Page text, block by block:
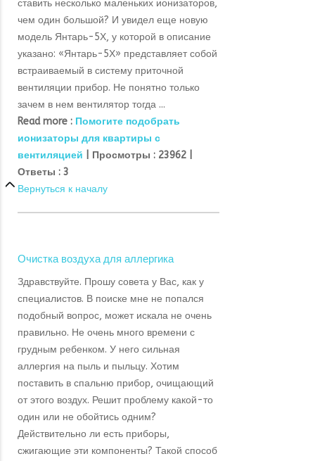
ставить несколько маленьких ионизаторов,
чем один большой? И увидел еще новую
модель Янтарь-5Х, у которой в описание
указано: «Янтарь-5Х» представляет собой
встраиваемый в систему приточной
вентиляции прибор. Не понятно только
зачем в нем вентилятор тогда ...
Read more : Помогите подобрать
ионизаторы для квартиры с
вентиляцией
Просмотры : 23962 |
Ответы : 3
Вернуться к началу
Очистка воздуха для аллергика
Здравствуйте. Прошу совета у Вас, как у
специалистов. В поиске мне не попался
подобный вопрос, может искала не очень
правильно. Не очень много времени с
грудным ребенком. У него сильная
аллергия на пыль и пыльцу. Хотим
поставить в спальню прибор, очищающий
от этого воздух. Решит проблему какой-то
один или не обойтись одним?
Действительно ли есть приборы,
сжигающие эти компоненты? Такой способ